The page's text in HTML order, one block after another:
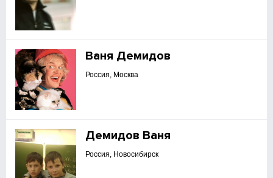
Ваня Демидов
Россия, Москва
Демидов Ваня
Россия, Новосибирск